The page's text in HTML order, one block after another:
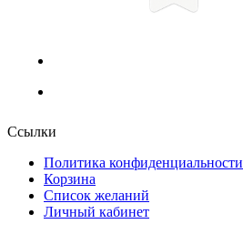
Ссылки
Политика конфиденциальности
Корзина
Список желаний
Личный кабинет